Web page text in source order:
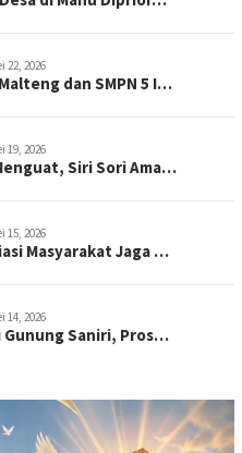
22, 2026
dan SMPN 5 I…
19, 2026
Siri Sori Ama…
15, 2026
Masyarakat Jaga …
14, 2026
Gunung Saniri, Pros…